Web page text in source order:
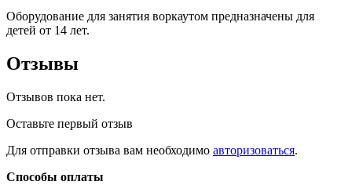
Оборудование для занятия воркаутом предназначены для
детей от 14 лет.
Отзывы
Отзывов пока нет.
Оставьте первый отзыв
Для отправки отзыва вам необходимо авторизоваться.
Способы оплаты